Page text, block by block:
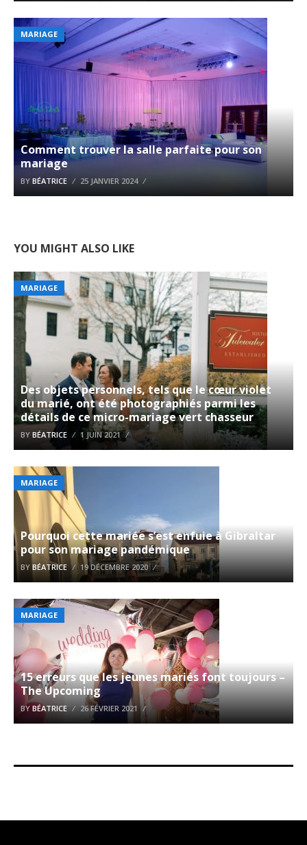
MARIAGE
Comment trouver la salle parfaite pour son
mariage
BY BÉATRICE 25 JANVIER 2024
YOU MIGHT ALSO LIKE
MARIAGE
Des objets personnels, tels que le cœur violet
du marié, ont été photographiés parmi les
détails de ce micro-mariage vert chasseur
BY BÉATRICE 1 JUIN 2021
MARIAGE
Pourquoi cette mariée s’est enfuie à Gibraltar
pour son mariage pandémique
BYBÉATRICE 19 DÉCEMBRE 2020
MARIAGE
15 erreurs que les jeunes mariés font toujours –
The Upcoming
BY BÉATRICE 26 FÉVRIER 2021